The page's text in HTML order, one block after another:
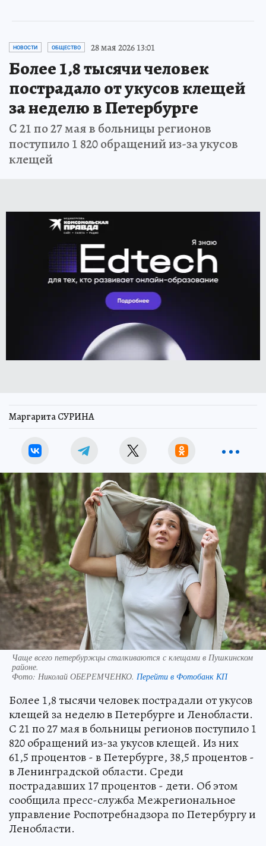
НОВОСТИ ОБЩЕСТВО 28 мая 2026 13:01
Более 1,8 тысячи человек
пострадало от укусов клещей
за неделю в Петербурге
С 21 по 27 мая в больницы регионов
поступило 1 820 обращений из-за укусов
клещей
Маргарита СУРИНА
Чаще всего петербуржцы сталкиваются с клещами в Пушкинском
районе.
Фото: Николай ОБЕРЕМЧЕНКО. Перейти в Фотобанк КП
Более 1,8 тысячи человек пострадали от укусов
клещей за неделю в Петербурге и Ленобласти.
С 21 по 27 мая в больницы регионов поступило 1
820 обращений из-за укусов клещей. Из них
61,5 процентов - в Петербурге, 38,5 процентов -
в Ленинградской области. Среди
пострадавших 17 процентов - дети. Об этом
сообщила пресс-служба Межрегиональное
управление Роспотребнадзора по Петербургу и
Ленобласти.